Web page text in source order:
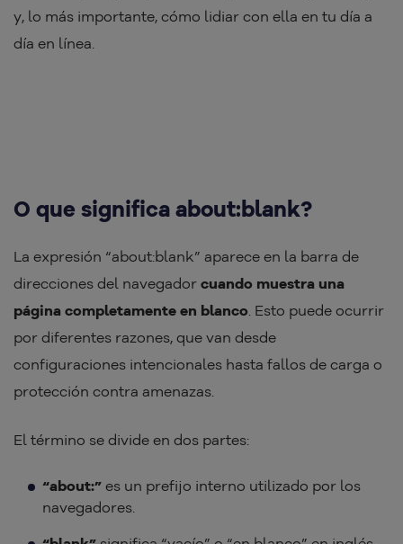
y, lo más importante, cómo lidiar con ella en tu día a
día en línea.
O que significa about:blank?
La expresión “about:blank” aparece en la barra de
direcciones del navegador cuando muestra una
página completamente en blanco. Esto puede ocurrir
por diferentes razones, que van desde
configuraciones intencionales hasta fallos de carga o
protección contra amenazas.
El término se divide en dos partes:
“about:” es un prefijo interno utilizado por los
navegadores.